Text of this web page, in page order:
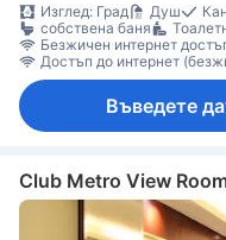
Изглед: Град
Душ
собствена баня
Безжичен интернет
Достъп до интернет
Въведете
Club Metro View